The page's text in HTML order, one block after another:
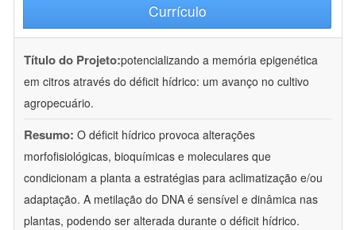
Currículo
Título do Projeto:potencializando a memória epigenética
em citros através do déficit hídrico: um avanço no cultivo
agropecuário.
Resumo: O déficit hídrico provoca alterações
morfofisiológicas, bioquímicas e moleculares que
condicionam a planta a estratégias para aclimatização e/ou
adaptação. A metilação do DNA é sensível e dinâmica nas
plantas, podendo ser alterada durante o déficit hídrico.